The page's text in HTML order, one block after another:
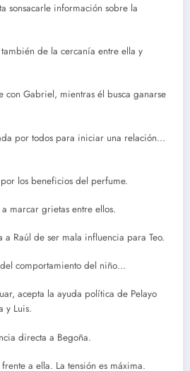
sonsacarle información sobre la
de la cercanía entre ella y
con Gabriel, mientras él busca ganarse
por todos para iniciar una relación…
los beneficios del perfume.
marcar grietas entre ellos.
a Raúl de ser mala influencia para Teo.
comportamiento del niño…
acepta la ayuda política de Pelayo
y Luis.
directa a Begoña.
a ella. La tensión es máxima.